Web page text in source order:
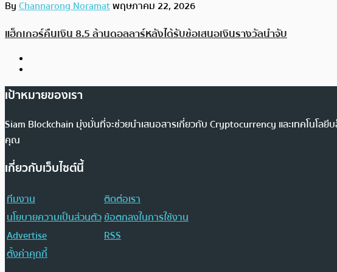
ByChannarong Noramatพฤษภาคม 22, 2026
แฮ็กเกอร์คืนเงิน 8.5 ล้านดอลลาร์หลังได้รับข้อเสนอเงินรางวัลนำจับ
เป้าหมายของเรา
Siam Blockchain มุ่งมั่นที่จะช่วยนำเสนอสารเกี่ยวกับ Cryptocurrency และเทคโนโล
คุณ
เกี่ยวกับเว็บไซต์นี้
ทีมงาน
ติดต่อเรา
นโยบายความเป็นส่วนตัวข้อตกลงในการใช้งาน
Advertise
RSS
ตั้งค่าคุกกี้